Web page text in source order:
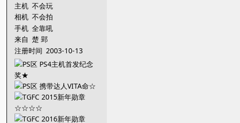
主机 不会玩
相机 不会拍
手机 全靠吼
来自 楚 郢
注册时间 2003-10-13